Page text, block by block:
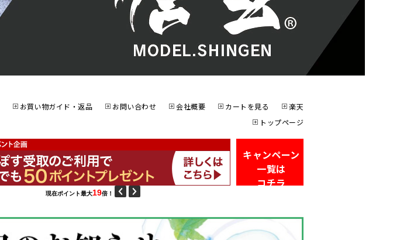
楽天
カートを見る
会社概要
お問い合わせ
お買い物ガイド・返品
トップページ
キャンペーン
一覧は
コチラ